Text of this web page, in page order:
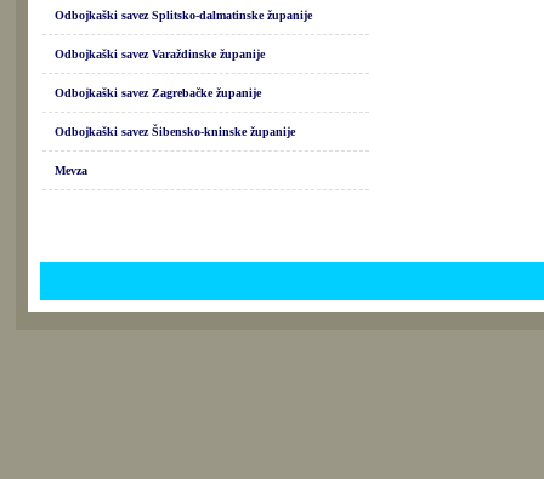
Odbojkaški savez Splitsko-dalmatinske županije
Odbojkaški savez Varaždinske županije
Odbojkaški savez Zagrebačke županije
Odbojkaški savez Šibensko-kninske županije
Mevza